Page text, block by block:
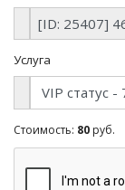
Услуга
Стоимость: 80 руб.